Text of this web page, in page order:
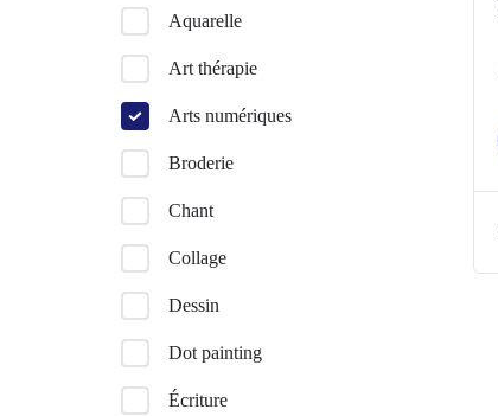
Aquarelle
Art thérapie
Arts numériques
Broderie
Chant
Collage
Dessin
Dot painting
Écriture